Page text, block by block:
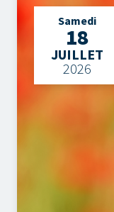
Samedi
18
JUILLET
2026